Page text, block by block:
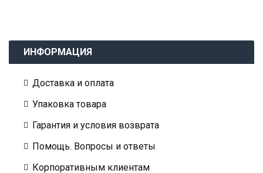
ИНФОРМАЦИЯ
Доставка и оплата
Упаковка товара
Гарантия и условия возврата
Помощь. Вопросы и ответы
Корпоративным клиентам